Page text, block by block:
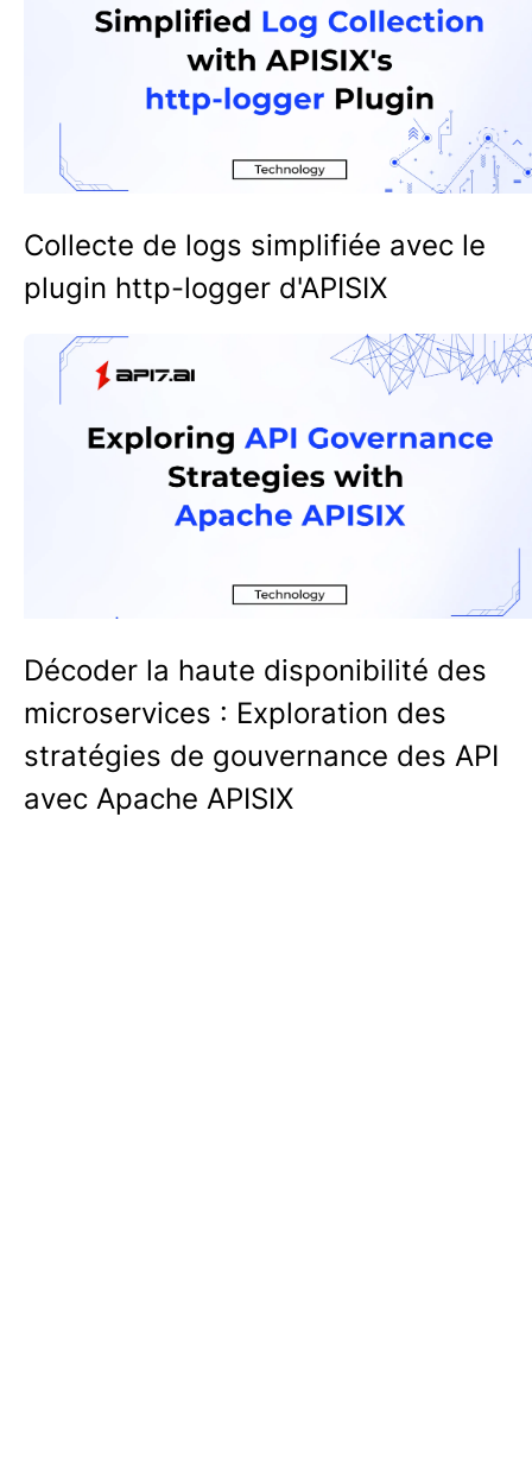
Collecte de logs simplifiée avec le
plugin http-logger d'APISIX
Décoder la haute disponibilité des
microservices : Exploration des
stratégies de gouvernance des API
avec Apache APISIX